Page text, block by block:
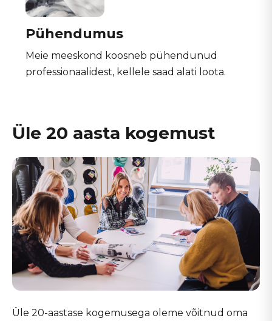
Pühendumus
Meie meeskond koosneb pühendunud
professionaalidest, kellele saad alati loota.
Üle 20 aasta kogemust
Üle 20-aastase kogemusega oleme võitnud oma